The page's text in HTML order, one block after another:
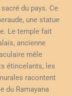
du pays. Ce
une statue
Le temple fait
ancienne
mêle
étincelants, les
racontent
du Ramayana